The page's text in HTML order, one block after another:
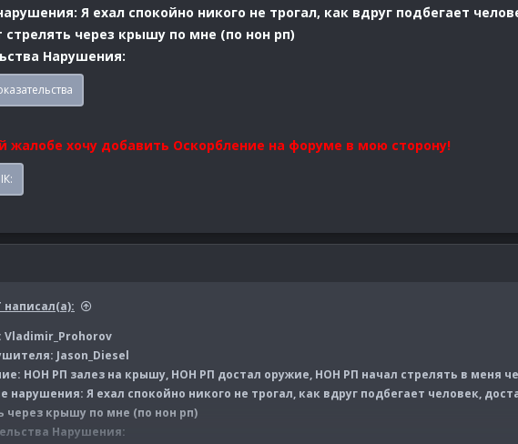
Я ехал спокойно никого не трогал, как вдруг подбегает
стрелять через крышу по мне (по нон рп)
Нарушения:
жалобе хочу добавить Оскорбление на форуме в мою сторону!
написал(а):
Jason_Diesel
НОН РП залез на крышу, НОН РП достал оружие, НОН РП начал стрелять в меня
нарушения: Я ехал спокойно никого не трогал, как вдруг подбегает человек,
через крышу по мне (по нон рп)
Нарушения: